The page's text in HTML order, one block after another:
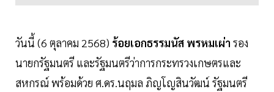
วันนี้ (6 ตุลาคม 2568) ร้อยเอกธรรมนัส พรหมเผ่า รอง
นายกรัฐมนตรี และรัฐมนตรีว่าการกระทรวงเกษตรและ
สหกรณ์ พร้อมด้วย ศ.ดร.นฤมล ภิญโญสินวัฒน์ รัฐมนตรี